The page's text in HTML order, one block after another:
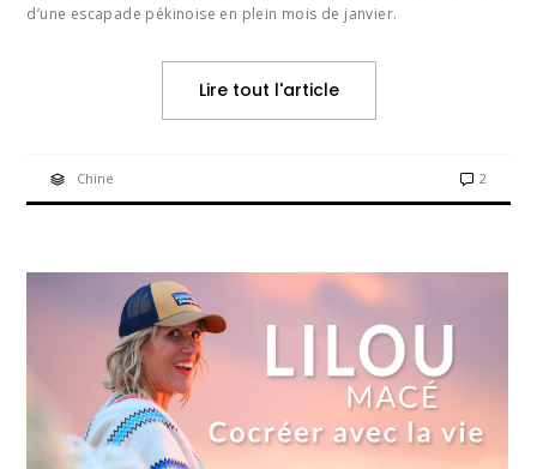
d’une escapade pékinoise en plein mois de janvier.
Lire tout l'article
Chine 2